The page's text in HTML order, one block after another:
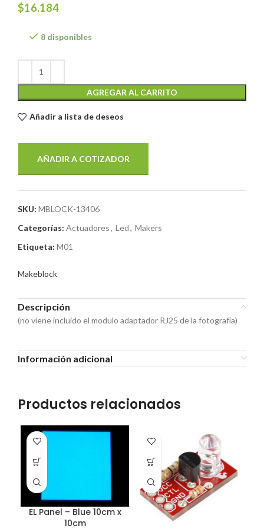
$16.184
8 disponibles
AGREGAR AL CARRITO
Añadir a lista de deseos
AÑADIR A COTIZADOR
SKU: MBLOCK-13406
Categorías: Actuadores, Led, Makers
Etiqueta: M01
Makeblock
Descripción
(no viene incluido el modulo adaptador RJ25 de la fotografía)
Información adicional
Productos relacionados
EL Panel – Blue 10cm x
10cm